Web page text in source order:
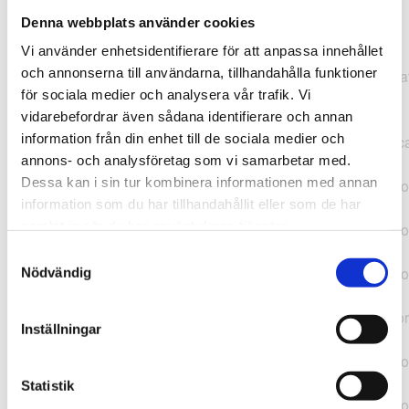
Denna webbplats använder cookies
Vi använder enhetsidentifierare för att anpassa innehållet
och annonserna till användarna, tillhandahålla funktioner
för sociala medier och analysera vår trafik. Vi
vidarebefordrar även sådana identifierare och annan
information från din enhet till de sociala medier och
annons- och analysföretag som vi samarbetar med.
Dessa kan i sin tur kombinera informationen med annan
information som du har tillhandahållit eller som de har
Nödvändig
Inställningar
Statistik
TypeError: "".concat(...).concat(...).replaceAll is not a
function at
https://webshop.pressbyran.se/_next/static/chunks/pages/
b1763451a2186f9e.js:1:11050 at Array.map
(<anonymous>) at K
(https://webshop.pressbyran.se/_next/static/chunks/pages/
b1763451a2186f9e.js:1:10836) at lk
(https://webshop.pressbyran.se/_next/static/chunks/
b241200379730ac0.js:1:129835) at i
(https://webshop.pressbyran.se/_next/static/chunks/
(https://webshop.pressbyran.se/_next/static/chunks/
https://webshop.pressbyran.se/_next/static/chunks/
b241200379730ac0.js:1:167872 at uI
(https://webshop.pressbyran.se/_next/static/chunks/
b241200379730ac0.js:1:167879) at uE
(https://webshop.pressbyran.se/_next/static/chunks/